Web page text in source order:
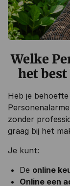
Welke
het
Heb je
zonder
graag bij het
Je kunt:
De online
Online een